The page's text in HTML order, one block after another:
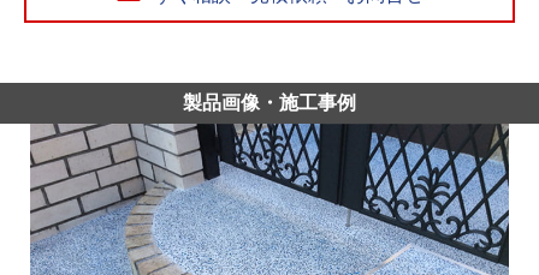
製品画像・施工事例